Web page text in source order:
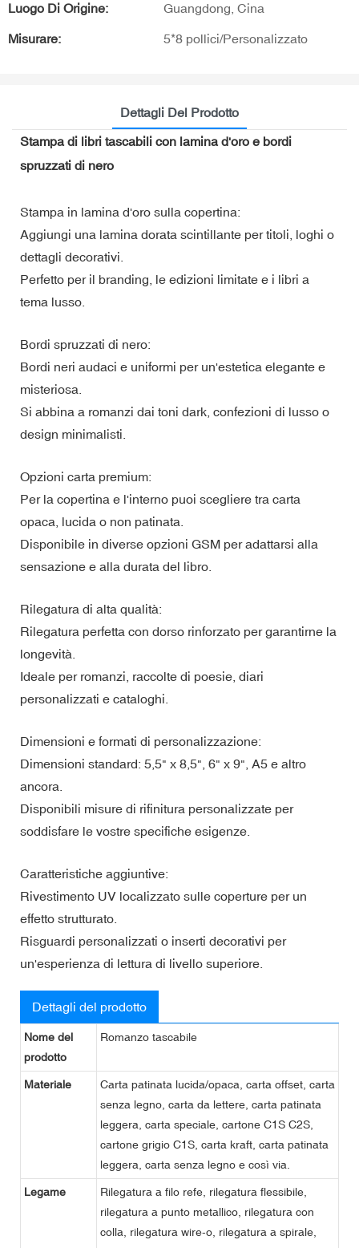
Luogo Di Origine: Guangdong, Cina
Misurare: 5*8 pollici/Personalizzato
Dettagli Del Prodotto
Stampa di libri tascabili con lamina d'oro e bordi
spruzzati di nero
Stampa in lamina d'oro sulla copertina:
Aggiungi una lamina dorata scintillante per titoli, loghi o
dettagli decorativi.
Perfetto per il branding, le edizioni limitate e i libri a
tema lusso.
Bordi spruzzati di nero:
Bordi neri audaci e uniformi per un'estetica elegante e
misteriosa.
Si abbina a romanzi dai toni dark, confezioni di lusso o
design minimalisti.
Opzioni carta premium:
Per la copertina e l'interno puoi scegliere tra carta
opaca, lucida o non patinata.
Disponibile in diverse opzioni GSM per adattarsi alla
sensazione e alla durata del libro.
Rilegatura di alta qualità:
Rilegatura perfetta con dorso rinforzato per garantirne la
longevità.
Ideale per romanzi, raccolte di poesie, diari
personalizzati e cataloghi.
Dimensioni e formati di personalizzazione:
Dimensioni standard: 5,5" x 8,5", 6" x 9", A5 e altro
ancora.
Disponibili misure di rifinitura personalizzate per
soddisfare le vostre specifiche esigenze.
Caratteristiche aggiuntive:
Rivestimento UV localizzato sulle coperture per un
effetto strutturato.
Risguardi personalizzati o inserti decorativi per
un'esperienza di lettura di livello superiore.
Dettagli del prodotto
Nome del
prodotto
Romanzo tascabile
Materiale
Carta patinata lucida/opaca, carta offset, carta
senza legno, carta da lettere, carta patinata
leggera, carta speciale, cartone C1S C2S,
cartone grigio C1S, carta kraft, carta patinata
leggera, carta senza legno e così via.
Legame
Rilegatura a filo refe, rilegatura flessibile,
rilegatura a punto metallico, rilegatura con
colla, rilegatura wire-o, rilegatura a spirale,